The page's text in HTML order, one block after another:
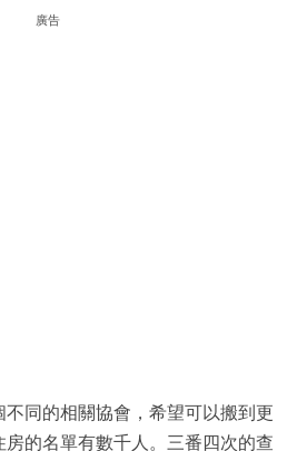
廣告
同的相關協會，希望可以搬到更
的名單有數千人。三番四次的查